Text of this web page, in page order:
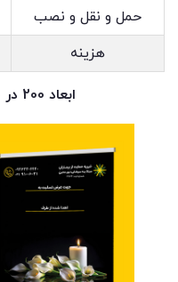
حمل و نقل و نصب
هزینه
ابعاد 200 در 120 سانتی متر (vip)